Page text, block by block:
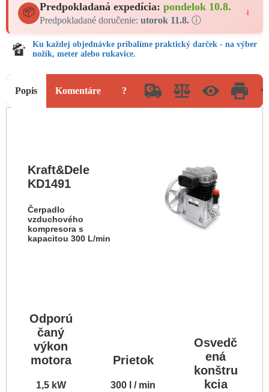
📦 Predpokladaná expedícia: pondelok 10.8.
Predpokladané doručenie: utorok 11.8. ⓘ
i
Ku každej objednávke pribalíme praktický darček - na výber
nožík, meter alebo rukavice.
Popis Komentáre ?
Kraft&Dele
KD1491
Čerpadlo
vzduchového
kompresora s
kapacitou 300 L/min
Odporú
čaný
výkon
motora
1,5 kW
Prietok
300 l / min
Osvedč
ená
konštru
kcia